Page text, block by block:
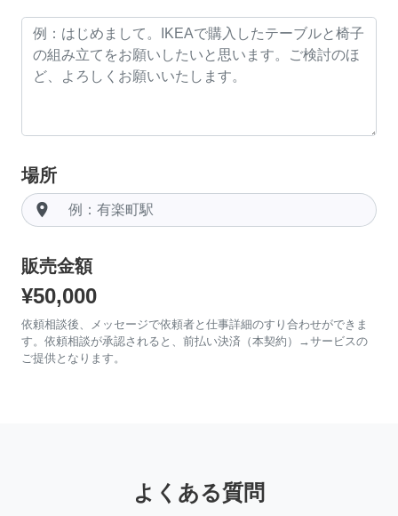
場所
room
販売金額
¥50,000
依頼相談後、メッセージで依頼者と仕事詳細のすり合わせができま
す。依頼相談が承認されると、前払い決済（本契約）→サービスの
ご提供となります。
よくある質問